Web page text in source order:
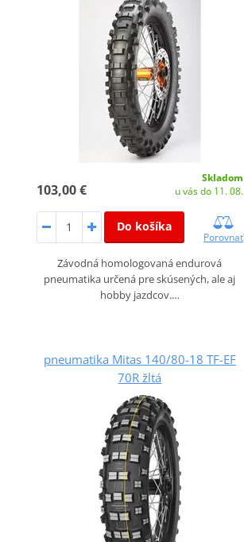
103,00 €
Skladom
u vás do 11. 08.
Do košíka
Porovnať
Závodná homologovaná endurová
pneumatika určená pre skúsených, ale aj
hobby jazdcov.…
pneumatika Mitas 140/80-18 TF-EF
70R žltá